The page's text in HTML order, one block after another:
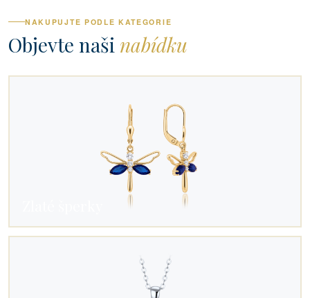
NAKUPUJTE PODLE KATEGORIE
Objevte naši nabídku